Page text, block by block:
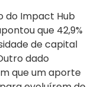
do Impact Hub
que 42,9%
de capital
dado
que um aporte